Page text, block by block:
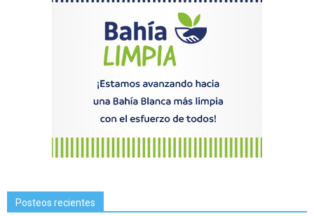
Posteos recientes